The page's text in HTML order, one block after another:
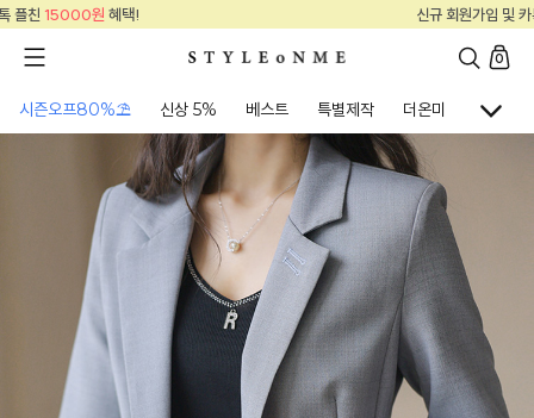
신규 회원가입 및 카톡 플친
0
시즌오프80%⛱ 신상 5% 베스트 특별제작 더온미 골프웨어